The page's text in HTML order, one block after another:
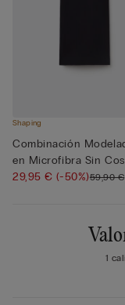
Shaping
Combinación
en Microfibra Sin
29,95 €(-50%)59,90 €
1